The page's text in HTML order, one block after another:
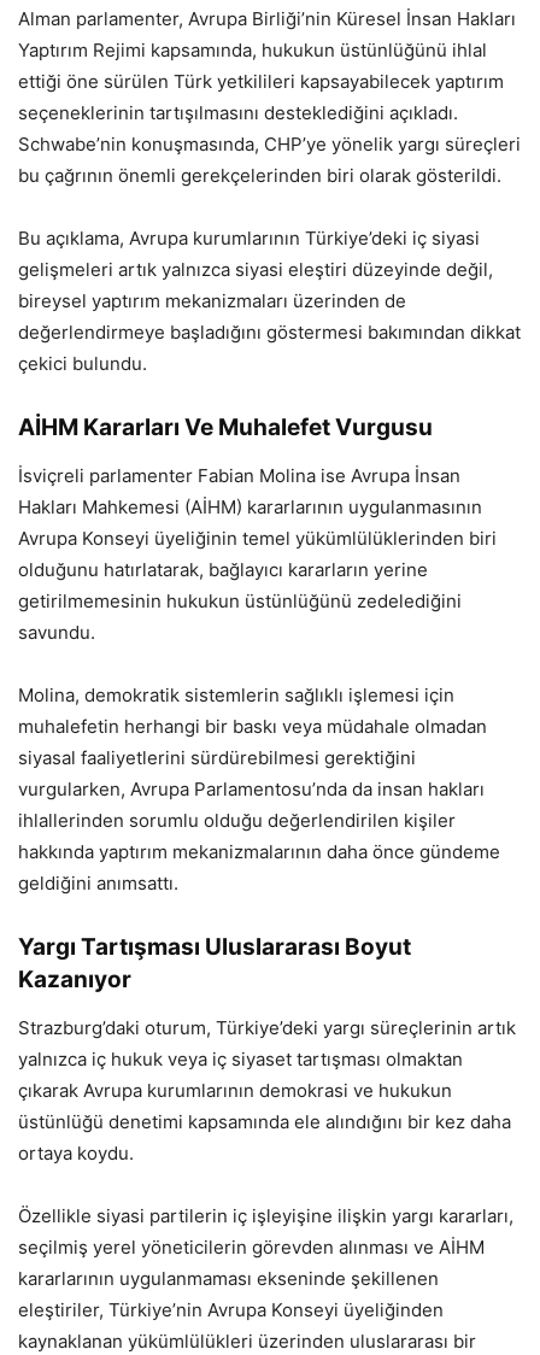
Alman parlamenter, Avrupa Birliği’nin Küresel İnsan Hakları
Yaptırım Rejimi kapsamında, hukukun üstünlüğünü ihlal
ettiği öne sürülen Türk yetkilileri kapsayabilecek yaptırım
seçeneklerinin tartışılmasını desteklediğini açıkladı.
Schwabe’nin konuşmasında, CHP’ye yönelik yargı süreçleri
bu çağrının önemli gerekçelerinden biri olarak gösterildi.
Bu açıklama, Avrupa kurumlarının Türkiye’deki iç siyasi
gelişmeleri artık yalnızca siyasi eleştiri düzeyinde değil,
bireysel yaptırım mekanizmaları üzerinden de
değerlendirmeye başladığını göstermesi bakımından dikkat
çekici bulundu.
AİHM Kararları Ve Muhalefet Vurgusu
İsviçreli parlamenter Fabian Molina ise Avrupa İnsan
Hakları Mahkemesi (AİHM) kararlarının uygulanmasının
Avrupa Konseyi üyeliğinin temel yükümlülüklerinden biri
olduğunu hatırlatarak, bağlayıcı kararların yerine
getirilmemesinin hukukun üstünlüğünü zedelediğini
savundu.
Molina, demokratik sistemlerin sağlıklı işlemesi için
muhalefetin herhangi bir baskı veya müdahale olmadan
siyasal faaliyetlerini sürdürebilmesi gerektiğini
vurgularken, Avrupa Parlamentosu’nda da insan hakları
ihlallerinden sorumlu olduğu değerlendirilen kişiler
hakkında yaptırım mekanizmalarının daha önce gündeme
geldiğini anımsattı.
Yargı Tartışması Uluslararası Boyut
Kazanıyor
Strazburg’daki oturum, Türkiye’deki yargı süreçlerinin artık
yalnızca iç hukuk veya iç siyaset tartışması olmaktan
çıkarak Avrupa kurumlarının demokrasi ve hukukun
üstünlüğü denetimi kapsamında ele alındığını bir kez daha
ortaya koydu.
Özellikle siyasi partilerin iç işleyişine ilişkin yargı kararları,
seçilmiş yerel yöneticilerin görevden alınması ve AİHM
kararlarının uygulanmaması ekseninde şekillenen
eleştiriler, Türkiye’nin Avrupa Konseyi üyeliğinden
kaynaklanan yükümlülükleri üzerinden uluslararası bir